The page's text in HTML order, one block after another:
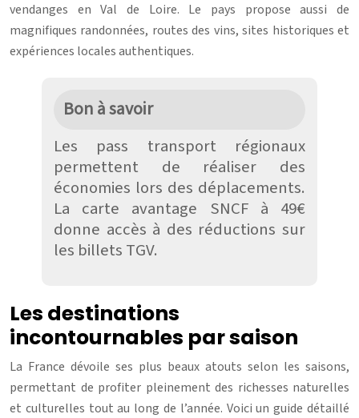
vendanges en Val de Loire. Le pays propose aussi de
magnifiques randonnées, routes des vins, sites historiques et
expériences locales authentiques.
Bon à savoir
Les pass transport régionaux
permettent de réaliser des
économies lors des déplacements.
La carte avantage SNCF à 49€
donne accès à des réductions sur
les billets TGV.
Les destinations
incontournables par saison
La France dévoile ses plus beaux atouts selon les saisons,
permettant de profiter pleinement des richesses naturelles
et culturelles tout au long de l’année. Voici un guide détaillé